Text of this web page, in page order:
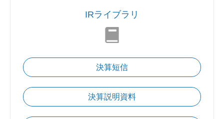
IRライブラリ
決算短信
決算説明資料